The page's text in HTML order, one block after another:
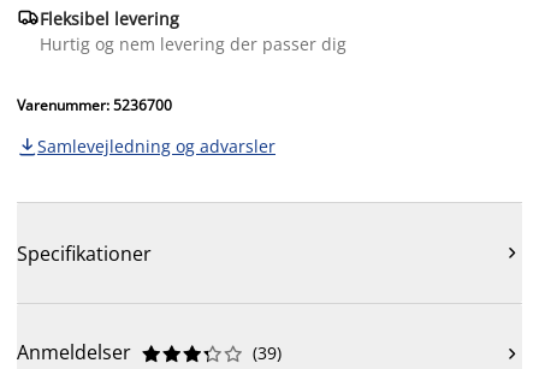
Fleksibel levering
Hurtig og nem levering der passer dig
Varenummer: 5236700
 Samlevejledning og advarsler
Specifikationer 
Anmeldelser 




 (39) 